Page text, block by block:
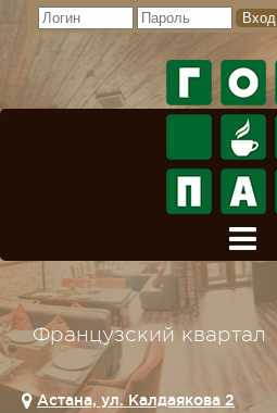
Вход
Французский квартал
Астана, ул. Калдаякова 2